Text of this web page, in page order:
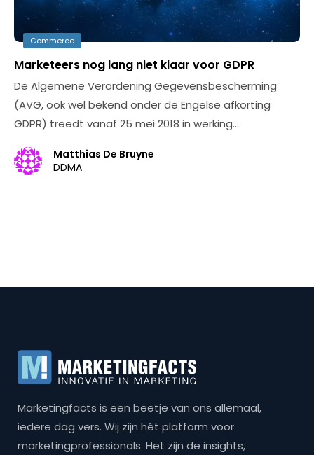
Commerce
Marketeers nog lang niet klaar voor GDPR
De Algemene Verordening Gegevensbescherming
(AVG, ook wel bekend onder de Engelse afkorting
GDPR) treedt vanaf 25 mei 2018 in werking.…
Matthias De Bruyne
DDMA
Marketingfacts is een beetje van ons allemaal,
iedere dag vers. Wij zijn hét platform voor
marketingprofessionals. Het zijn de insights,